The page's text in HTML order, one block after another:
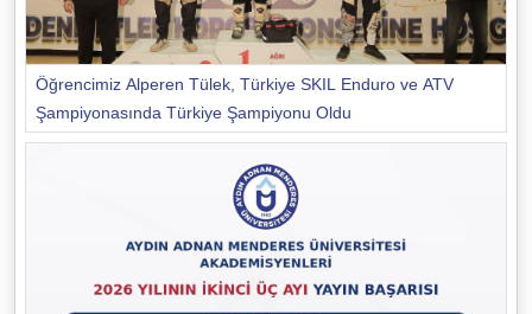
Öğrencimiz Alperen Tülek, Türkiye SKIL Enduro ve ATV
Şampiyonasında Türkiye Şampiyonu Oldu